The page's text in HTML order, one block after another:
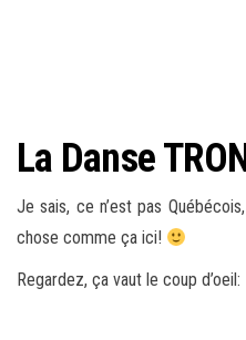
La Danse
Je sais, ce n’est pas
chose comme ça ici!
Regardez, ça vaut le coup d’oeil: